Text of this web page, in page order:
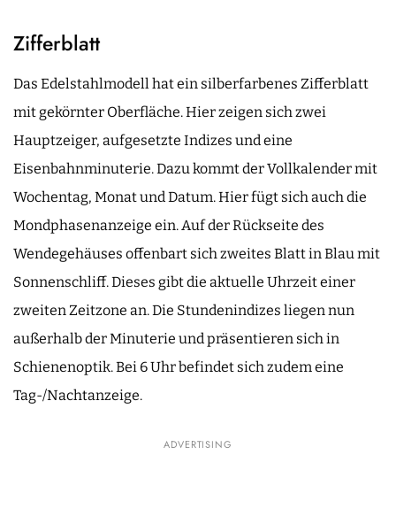
Zifferblatt
Das Edelstahlmodell hat ein silberfarbenes Zifferblatt
mit gekörnter Oberfläche. Hier zeigen sich zwei
Hauptzeiger, aufgesetzte Indizes und eine
Eisenbahnminuterie. Dazu kommt der Vollkalender mit
Wochentag, Monat und Datum. Hier fügt sich auch die
Mondphasenanzeige ein. Auf der Rückseite des
Wendegehäuses offenbart sich zweites Blatt in Blau mit
Sonnenschliff. Dieses gibt die aktuelle Uhrzeit einer
zweiten Zeitzone an. Die Stundenindizes liegen nun
außerhalb der Minuterie und präsentieren sich in
Schienenoptik. Bei 6 Uhr befindet sich zudem eine
Tag-/Nachtanzeige.
ADVERTISING